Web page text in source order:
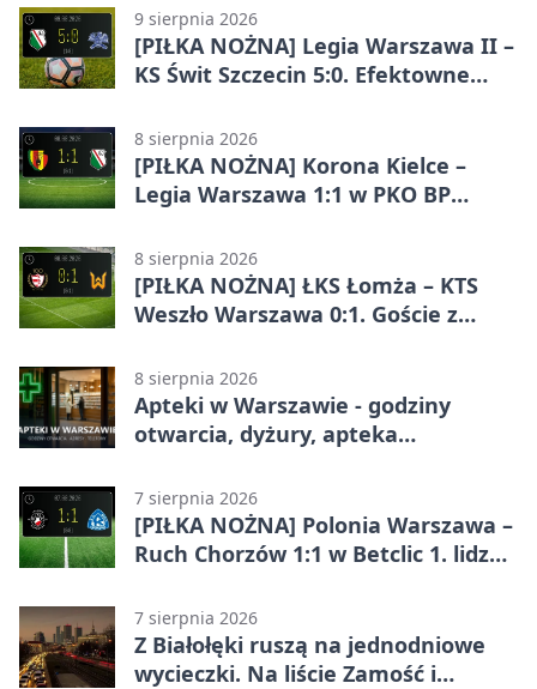
9 sierpnia 2026
[PIŁKA NOŻNA] Legia Warszawa II –
KS Świt Szczecin 5:0. Efektowne
lidze
8 sierpnia 2026
[PIŁKA NOŻNA] Korona Kielce –
Legia Warszawa 1:1 w PKO BP
zwycięstwo z rąk
8 sierpnia 2026
[PIŁKA NOŻNA] ŁKS Łomża – KTS
Weszło Warszawa 0:1. Goście z
w Betclic 3. Lidze Grupa 1 (Grupa I)
8 sierpnia 2026
Apteki w Warszawie - godziny
otwarcia, dyżury, apteka
7 sierpnia 2026
[PIŁKA NOŻNA] Polonia Warszawa –
Ruch Chorzów 1:1 w Betclic 1. lidze.
7 sierpnia 2026
Z Białołęki ruszą na jednodniowe
wycieczki. Na liście Zamość i